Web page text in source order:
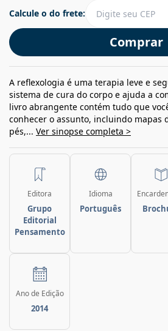
Comprar
Calcule o do frete:
A reflexologia é uma terapia leve e
sistema de cura do corpo e ajuda a
livro abrangente contém tudo que
conhecer o assunto, incluindo mapas
pés,... Ver sinopse completa >
Editora
Grupo
Editorial
Pensamento
Idioma
Português
Ano de Edição
2014